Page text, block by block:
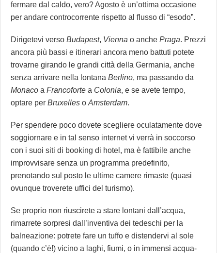
fermare dal caldo, vero? Agosto è un’ottima occasione
per andare controcorrente rispetto al flusso di “esodo”.
Dirigetevi versoBudapest, Vienna o anchePraga. Prezzi
ancora più bassi e itinerari ancora meno battuti potete
trovarne girando le grandi città della Germania, anche
senza arrivare nella lontanaBerlino, ma passando da
Monaco aFrancoforte a Colonia, e se avete tempo,
optare perBruxelles oAmsterdam.
Per spendere poco dovete scegliere oculatamente dove
soggiornare e in tal senso internet vi verrà in soccorso
con i suoi siti di booking di hotel, ma è fattibile anche
improvvisare senza un programma predefinito,
prenotando sul posto le ultime camere rimaste (quasi
ovunque troverete uffici del turismo).
Se proprio non riuscirete a stare lontani dall’acqua,
rimarrete sorpresi dall’inventiva dei tedeschi per la
balneazione: potrete fare un tuffo e distendervi al sole
(quando c’è!) vicino a laghi, fiumi, o in immensi acqua-